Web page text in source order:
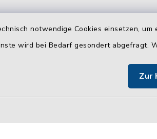
notwendige Cookies einsetzen,
wird bei Bedarf gesondert abgefragt.
Zur